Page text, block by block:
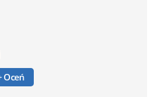
+ Oceń